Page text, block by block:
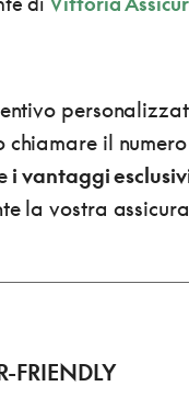
chiamare il
i vantaggi
la vostra
FRIENDLY